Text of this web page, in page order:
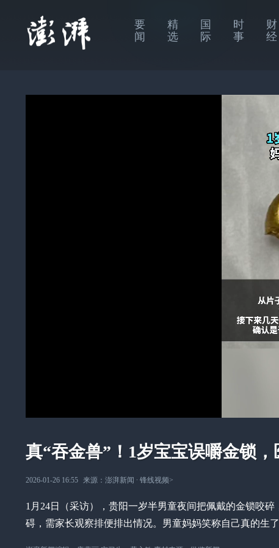
要
闻
精
选
国
际
时
事
财
经
真“吞金兽”！1岁宝宝误嚼金锁
2026-01-26 16:55 来源： 澎湃新闻 ∙ 锋线视频>
1月24日（采访），贵阳一岁半男童夜间把佩戴的金锁咬
碍，需家长观察排便排出情况。男童妈妈笑称自己真的生